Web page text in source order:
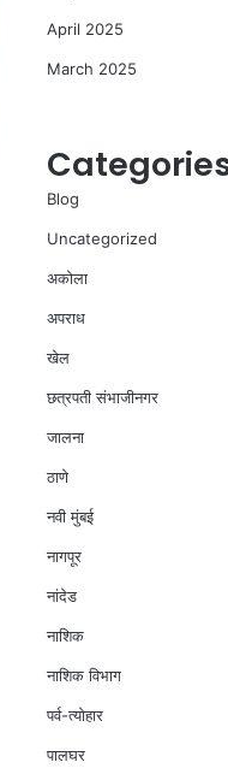
April 2025
March 2025
Blog
Uncategorized
अकोला
अपराध
खेल
छत्रपती संभाजीनगर
जालना
ठाणे
नवी मुंबई
नागपूर
नांदेड
नाशिक
नाशिक विभाग
पर्व-त्योहार
पालघर